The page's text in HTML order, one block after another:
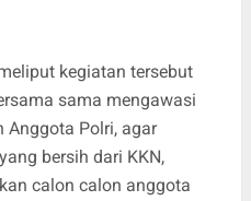
kegiatan tersebut
sama mengawasi
Anggota Polri, agar
bersih dari KKN,
calon calon anggota